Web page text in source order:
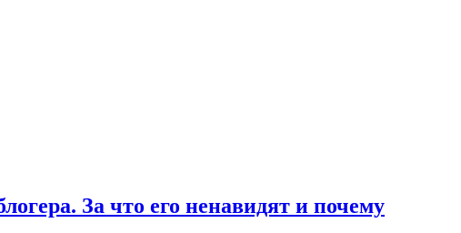
За что его ненавидят и почему